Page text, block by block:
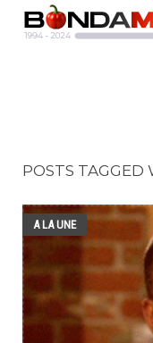
POSTS TAGGED
A LA UNE